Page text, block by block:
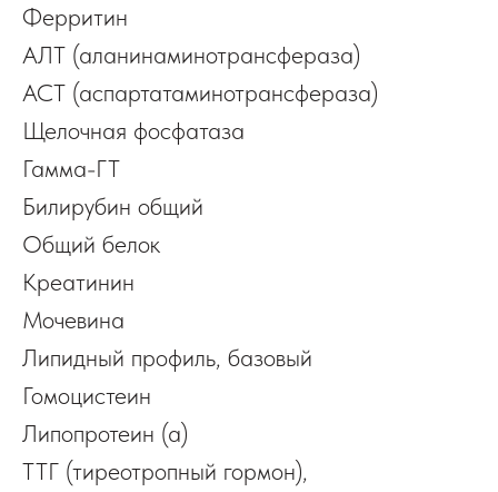
Ферритин
АЛТ (аланинаминотрансфераза)
АСТ (аспартатаминотрансфераза)
Щелочная фосфатаза
Гамма-ГТ
Билирубин общий
Общий белок
Креатинин
Мочевина
Липидный профиль, базовый
Гомоцистеин
Липопротеин (a)
ТТГ (тиреотропный гормон),